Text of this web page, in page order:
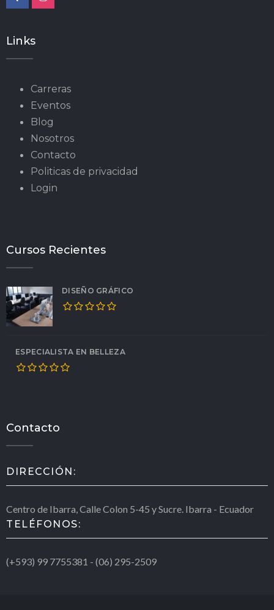
Links
Carreras
Eventos
Blog
Nosotros
Contacto
Politicas de privacidad
Login
Cursos Recientes
DISEÑO GRÁFICO
ESPECIALISTA EN BELLEZA
Contacto
DIRECCIÓN:
Centro de Ibarra, Calle Colon 5-45 y Sucre. Ibarra - Ecuador
TELÉFONOS:
(+593) 99 7755381 - (06) 295-2509